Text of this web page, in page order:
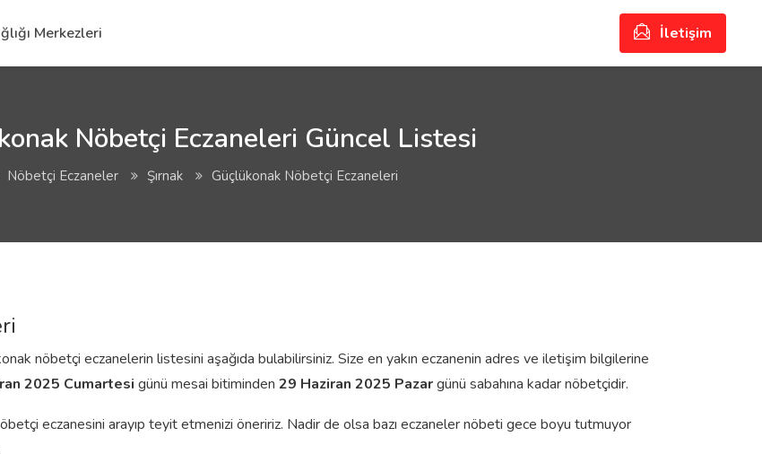
Merkezleri İletişim
Nöbetçi Eczaneleri Güncel Listesi
Nöbetçi Eczaneler Şırnak Güçlükonak Nöbetçi Eczaneleri
nöbetçi eczanelerin listesini aşağıda bulabilirsiniz. Size en yakın eczanenin adres ve iletişim bilgilerine
2025 Cumartesi günü mesai bitiminden 29 Haziran 2025 Pazargünü sabahına kadar nöbetçidir.
eczanesini arayıp teyit etmenizi öneririz. Nadir de olsa bazı eczaneler nöbeti gece boyu tutmuyor